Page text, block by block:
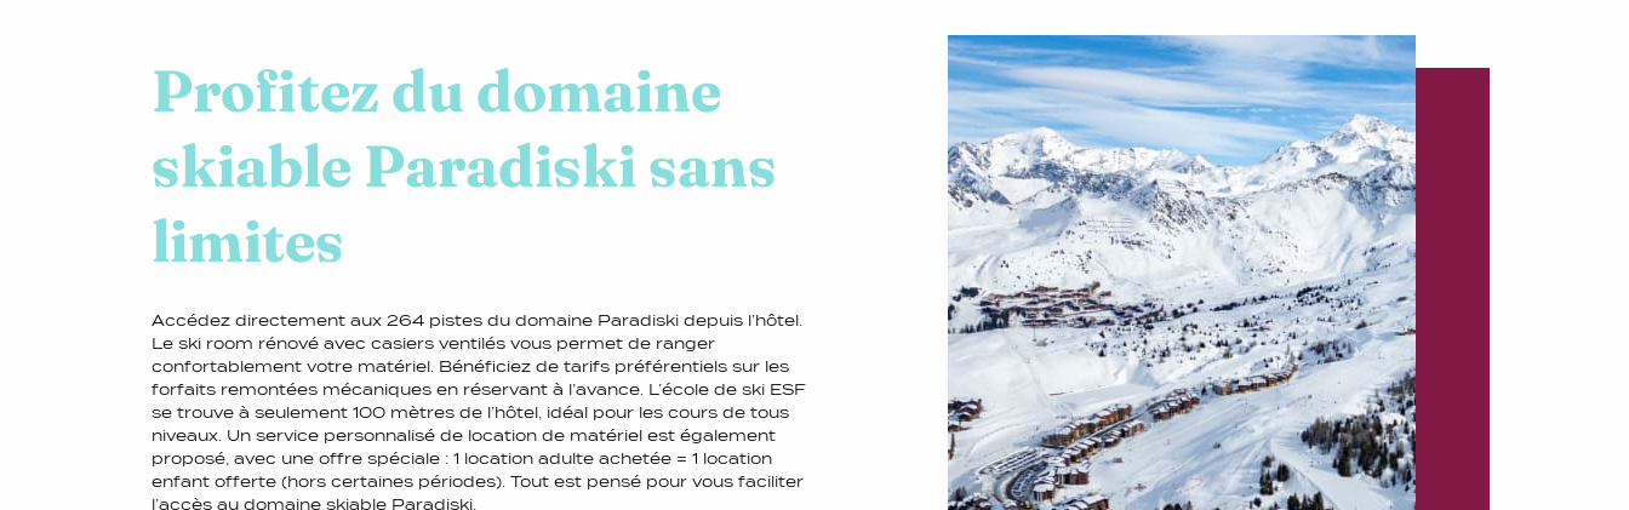
Profitez du domaine
skiable Paradiski sans
limites
Accédez directement aux 264 pistes du domaine Paradiski depuis l’hôtel.
Le ski room rénové avec casiers ventilés vous permet de ranger
confortablement votre matériel. Bénéficiez de tarifs préférentiels sur les
forfaits remontées mécaniques en réservant à l’avance. L’école de ski ESF
se trouve à seulement 100 mètres de l’hôtel, idéal pour les cours de tous
niveaux. Un service personnalisé de location de matériel est également
proposé, avec une offre spéciale : 1 location adulte achetée = 1 location
enfant offerte (hors certaines périodes). Tout est pensé pour vous faciliter
l’accès au domaine skiable Paradiski.